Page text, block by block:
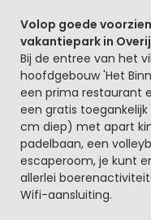
Volop goede
vakantiepark in
Bij de entree van het
hoofdgebouw 'Het
een prima restaurant
een gratis toegankelijk
cm diep) met apart
padelbaan, een
escaperoom, je kunt
allerlei
Wifi-aansluiting.